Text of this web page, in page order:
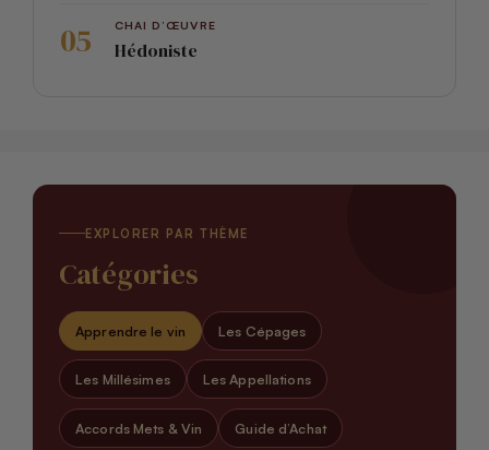
CHAI D’ŒUVRE
Hédoniste
EXPLORER PAR THÈME
Catégories
Apprendre le vin Les Cépages
Les Millésimes Les Appellations
Accords Mets & Vin Guide d’Achat